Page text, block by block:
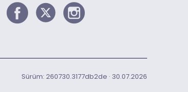
Sürüm: 260730.3177db2de · 30.07.2026